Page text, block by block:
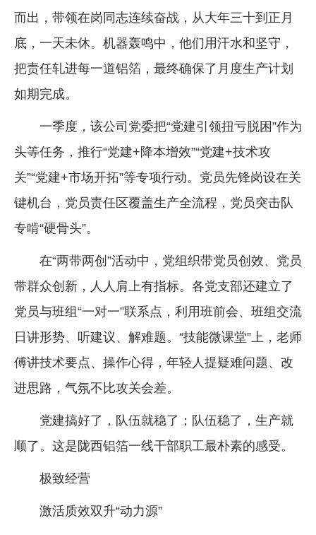
而出，带领在岗同志连续奋战，从大年三十到正月
底，一天未休。机器轰鸣中，他们用汗水和坚守，
把责任轧进每一道铝箔，最终确保了月度生产计划
如期完成。
一季度，该公司党委把“党建引领扭亏脱困”作为
头等任务，推行“党建+降本增效”“党建+技术攻
关”“党建+市场开拓”等专项行动。党员先锋岗设在关
键机台，党员责任区覆盖生产全流程，党员突击队
专啃“硬骨头”。
在“两带两创”活动中，党组织带党员创效、党员
带群众创新，人人肩上有指标。各党支部还建立了
党员与班组“一对一”联系点，利用班前会、班组交流
日讲形势、听建议、解难题。“技能微课堂”上，老师
傅讲技术要点、操作心得，年轻人提疑难问题、改
进思路，气氛不比攻关会差。
党建搞好了，队伍就稳了；队伍稳了，生产就
顺了。这是陇西铝箔一线干部职工最朴素的感受。
极致经营
激活质效双升“动力源”